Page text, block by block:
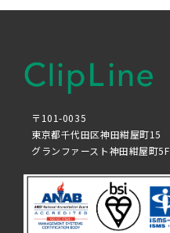
〒101-0035
東京都千代田区神田紺屋町15
グランファースト神田紺屋町5F